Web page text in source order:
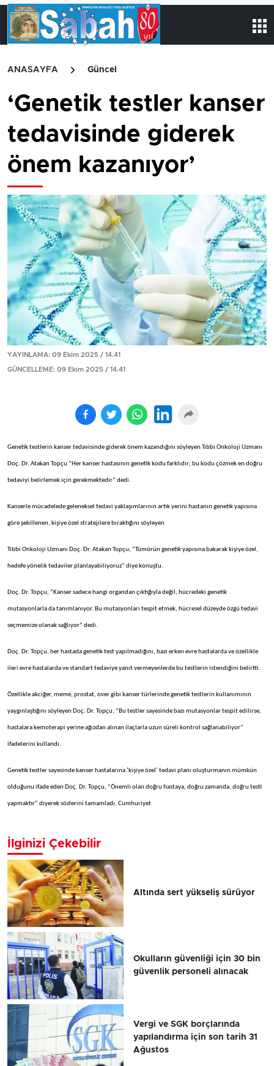
ANASAYFA Güncel
‘Genetik testler kanser
tedavisinde giderek
önem kazanıyor’
YAYINLAMA: 09 Ekim 2025 / 14.41
GÜNCELLEME: 09 Ekim 2025 / 14.41
Genetik testlerin kanser tedavisinde giderek önem kazandığını söyleyen Tıbbi Onkoloji Uzmanı
Doç. Dr. Atakan Topçu “Her kanser hastasının genetik kodu farklıdır; bu kodu çözmek en doğru
tedaviyi belirlemek için gerekmektedir” dedi.
Kanserle mücadelede geleneksel tedavi yaklaşımlarının artık yerini hastanın genetik yapısına
göre şekillenen, kişiye özel stratejilere bıraktığını söyleyen
Tıbbi Onkoloji Uzmanı Doç. Dr. Atakan Topçu, “Tümörün genetik yapısına bakarak kişiye özel,
hedefe yönelik tedaviler planlayabiliyoruz” diye konuştu.
Doç. Dr. Topçu, “Kanser sadece hangi organdan çıktığıyla değil, hücredeki genetik
mutasyonlarla da tanımlanıyor. Bu mutasyonları tespit etmek, hücresel düzeyde özgü tedavi
seçmemize olanak sağlıyor” dedi.
Doç. Dr. Topçu, her hastada genetik test yapılmadığını, bazı erken evre hastalarda ve özellikle
ileri evre hastalarda ve standart tedaviye yanıt vermeyenlerde bu testlerin istendiğini belirtti.
Özellikle akciğer, meme, prostat, over gibi kanser türlerinde genetik testlerin kullanımının
yaygınlaştığını söyleyen Doç. Dr. Topçu, “Bu testler sayesinde bazı mutasyonlar tespit edilirse,
hastalara kemoterapi yerine ağızdan alınan ilaçlarla uzun süreli kontrol sağlanabiliyor”
ifadelerini kullandı.
Genetik testler sayesinde kanser hastalarına ‘kişiye özel’ tedavi planı oluşturmanın mümkün
olduğunu ifade eden Doç. Dr. Topçu, “Önemli olan doğru hastaya, doğru zamanda, doğru testi
yapmaktır” diyerek sözlerini tamamladı. Cumhuriyet
İlginizi Çekebilir
Altında sert yükseliş sürüyor
Okulların güvenliği için 30 bin
güvenlik personeli alınacak
Vergi ve SGK borçlarında
yapılandırma için son tarih 31
Ağustos